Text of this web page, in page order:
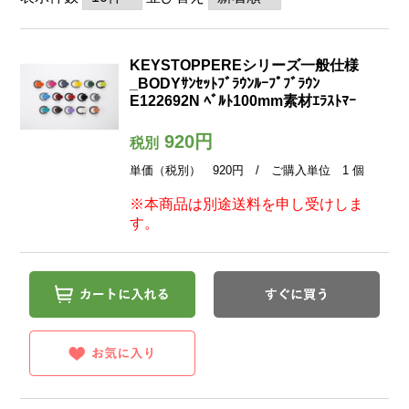
KEYSTOPPEREシリーズ一般仕様
_BODYｻﾝｾｯﾄﾌﾞﾗｳﾝﾙｰﾌﾟﾌﾞﾗｳﾝ
E122692N ﾍﾞﾙﾄ100mm素材ｴﾗｽﾄﾏｰ
税別920円
単価（税別） 920円 / ご購入単位 1 個
※本商品は別途送料を申し受けしま
す。